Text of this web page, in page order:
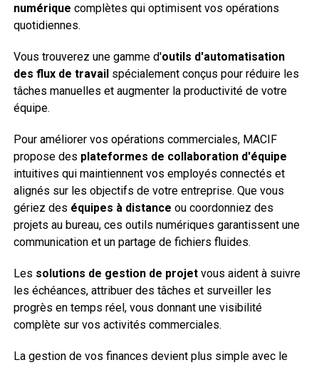
numérique complètes qui optimisent vos opérations
quotidiennes.
Vous trouverez une gamme d'outils d'automatisation
des flux de travailspécialement conçus pour réduire les
tâches manuelles et augmenter la productivité de votre
équipe.
Pour améliorer vos opérations commerciales, MACIF
propose des plateformes de collaboration d'équipe
intuitives qui maintiennent vos employés connectés et
alignés sur les objectifs de votre entreprise. Que vous
gériez des équipes à distance ou coordonniez des
projets au bureau, ces outils numériques garantissent une
communication et un partage de fichiers fluides.
Les solutions de gestion de projetvous aident à suivre
les échéances, attribuer des tâches et surveiller les
progrès en temps réel, vous donnant une visibilité
complète sur vos activités commerciales.
La gestion de vos finances devient plus simple avec le